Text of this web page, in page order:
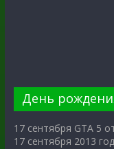
День
17 сентября GTA 5
17 сентября 2013